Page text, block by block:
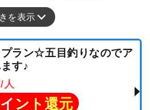
を表示
ラン☆五目釣りなのでア
す♪
人
ント還元